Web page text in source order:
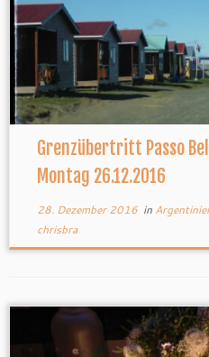
Grenzübertritt Passo
Montag 26.12.2016
28. Dezember 2016in
chrisbra